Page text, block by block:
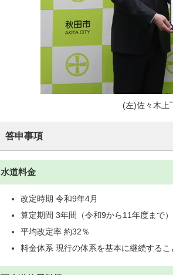
(左)佐々木上
答申事項
水道料金
改定時期 令和9年4月
算定期間 3年間（令和9から11年度まで）
平均改定率 約32％
料金体系 現行の体系を基本に継続する